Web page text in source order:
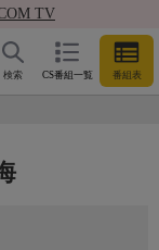
TV
CS番組一覧 番組表
検索